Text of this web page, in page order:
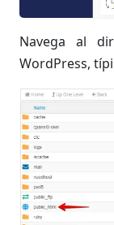
Navega al
WordPress,